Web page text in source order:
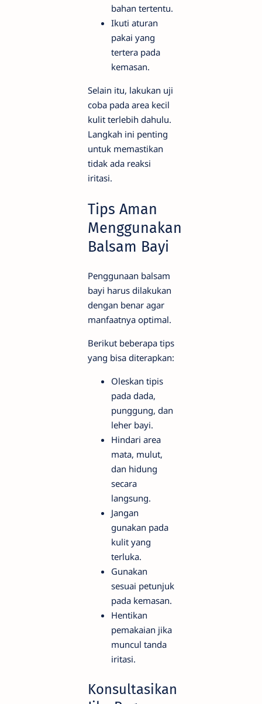
bahan tertentu.
Ikuti aturan
pakai yang
tertera pada
kemasan.
Selain itu, lakukan uji
coba pada area kecil
kulit terlebih dahulu.
Langkah ini penting
untuk memastikan
tidak ada reaksi
iritasi.
Tips Aman
Menggunakan
Balsam Bayi
Penggunaan balsam
bayi harus dilakukan
dengan benar agar
manfaatnya optimal.
Berikut beberapa tips
yang bisa diterapkan:
Oleskan tipis
pada dada,
punggung, dan
leher bayi.
Hindari area
mata, mulut,
dan hidung
secara
langsung.
Jangan
gunakan pada
kulit yang
terluka.
Gunakan
sesuai petunjuk
pada kemasan.
Hentikan
pemakaian jika
muncul tanda
iritasi.
Konsultasikan